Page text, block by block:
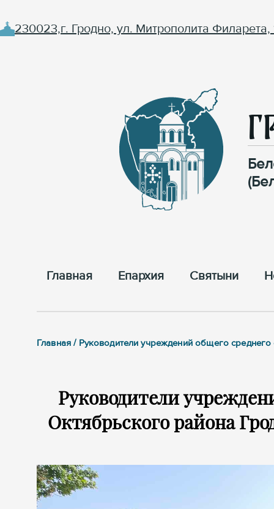
230023,г. Гродно, ул. Митрополита Филарета,
Главная Епархия Cвятыни
Главная / Руководители учреждений общего
Руководители
Октябрьского района